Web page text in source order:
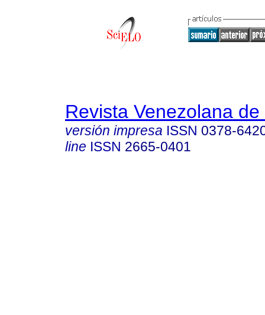
Revista Venezolana
versión impresa ISSN 0378-
line ISSN 2665-0401